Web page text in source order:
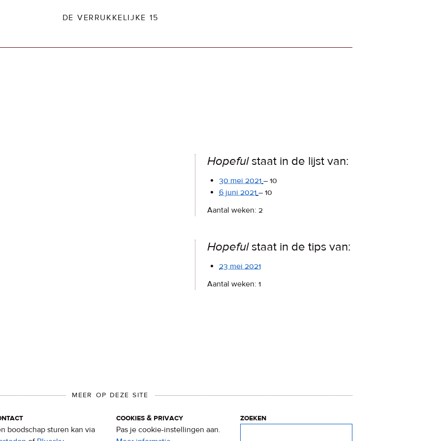
DE VERRUKKELIJKE 15
Hopefulstaat in de lijst van:
30 mei 2021 – 10
6 juni 2021 – 10
Aantal weken: 2
Hopefulstaat in de tips van:
23 mei 2021
Aantal weken: 1
MEER OP DEZE SITE
boodschap sturen kan via
cookies & privacy
Pas je cookie-instellingen aan.
zoeken